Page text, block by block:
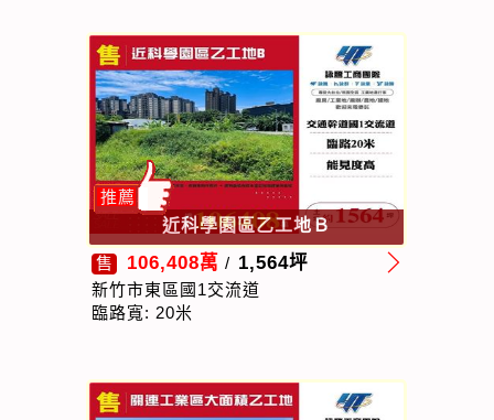
近科學園區乙工地Ｂ
推薦
售 106,408萬 / 1,564坪
新竹市東區國1交流道
臨路寬: 20米